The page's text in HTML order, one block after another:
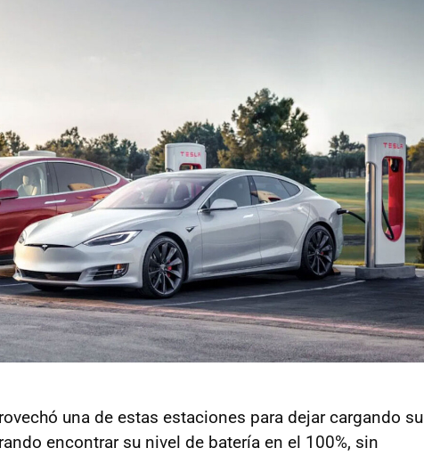
una de estas estaciones para dejar cargando su
encontrar su nivel de batería en el 100%, sin